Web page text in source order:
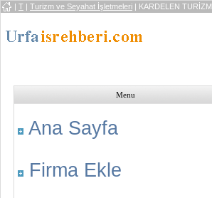
| T | Turizm ve Seyahat İşletmeleri | KARDELEN TURİZM
Menu
Ana Sayfa
Firma Ekle